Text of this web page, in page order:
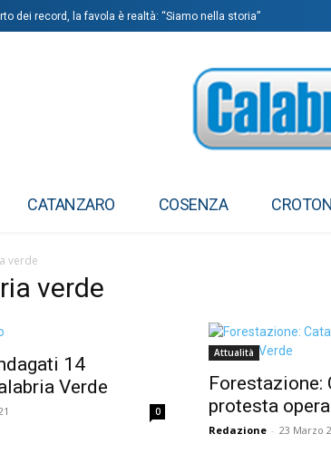
dei record, la favola è realtà: “Siamo nella storia”
CATANZARO COSENZA
verde
verde
14
Verde
0
Attualità
Forestazione:
protesta
Redazione - 23 Marzo